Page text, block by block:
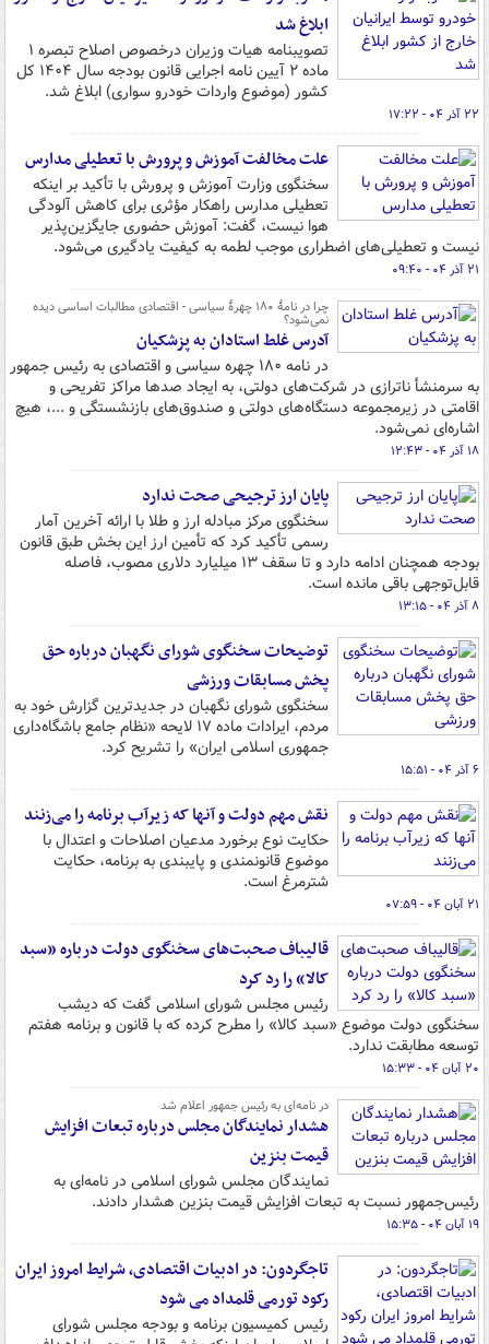
ابلاغ شد
تصویبنامه هیات وزیران درخصوص اصلاح تبصره ۱
ماده ۲ آیین نامه اجرایی قانون بودجه سال ۱۴۰۴ کل
کشور (موضوع واردات خودرو سواری) ابلاغ شد.
۲۲ آذر ۰۴ - ۱۷:۲۲
علت مخالفت آموزش و پرورش با تعطیلی مدارس
سخنگوی وزارت آموزش و پرورش با تأکید بر اینکه
تعطیلی مدارس راهکار مؤثری برای کاهش آلودگی
هوا نیست، گفت: آموزش حضوری جایگزین‌پذیر
نیست و تعطیلی‌های اضطراری موجب لطمه به کیفیت یادگیری می‌شود.
۲۱ آذر ۰۴ - ۰۹:۴۰
چرا در نامۀ ۱۸۰ چهرۀ سیاسی - اقتصادی مطالبات اساسی دیده
نمی‌شود؟
آدرس غلط استادان به پزشکیان
در نامه ۱۸۰ چهره سیاسی و اقتصادی به رئیس جمهور
به سرمنشأ ناترازی در شرکت‌های دولتی، به ایجاد صدها مراکز تفریحی و
اقامتی در زیرمجموعه دستگاه‌های دولتی و صندوق‌های بازنشستگی و ...، هیچ
اشاره‌ای نمی‌شود.
۱۸ آذر ۰۴ - ۱۲:۴۳
پایان ارز ترجیحی صحت ندارد
سخنگوی مرکز مبادله ارز و طلا با ارائه آخرین آمار
رسمی تأکید کرد که تأمین ارز این بخش طبق قانون
بودجه همچنان ادامه دارد و تا سقف ۱۳ میلیارد دلاری مصوب، فاصله
قابل‌توجهی باقی مانده است.
۸ آذر ۰۴ - ۱۳:۱۵
توضیحات سخنگوی شورای نگهبان درباره حق
پخش مسابقات ورزشی
سخنگوی شورای نگهبان در جدیدترین گزارش خود به
مردم، ایرادات ماده ۱۷ لایحه «نظام جامع باشگاه‌داری
جمهوری اسلامی ایران» را تشریح کرد.
۶ آذر ۰۴ - ۱۵:۵۱
نقش مهم دولت و آنها که زیرآب برنامه را می‌زنند
حکایت نوع برخورد مدعیان اصلاحات و اعتدال با
موضوع قانونمندی و پایبندی به برنامه، حکایت
شترمرغ است.
۲۱ آبان ۰۴ - ۰۷:۵۹
قالیباف صحبت‌های سخنگوی دولت درباره «سبد
کالا» را رد کرد
رئیس مجلس شورای اسلامی گفت که دیشب
سخنگوی دولت موضوع «سبد کالا» را مطرح کرده که با قانون و برنامه هفتم
توسعه مطابقت ندارد.
۲۰ آبان ۰۴ - ۱۵:۳۳
در نامه‌ای به رئیس جمهور اعلام شد
هشدار نمایندگان مجلس درباره تبعات افزایش
قیمت بنزین
نمایندگان مجلس شورای اسلامی در نامه‌ای به
رئیس‌جمهور نسبت به تبعات افزایش قیمت بنزین هشدار دادند.
۱۹ آبان ۰۴ - ۱۵:۳۵
تاجگردون: در ادبیات اقتصادی، شرایط امروز ایران
رکود تورمی قلمداد می شود
رئیس کمیسیون برنامه و بودجه مجلس شورای